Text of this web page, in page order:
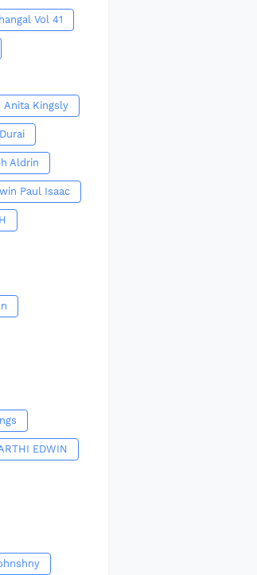
Vol 41
Anita Kingsly
Aldrin
Paul Isaac
EDWIN